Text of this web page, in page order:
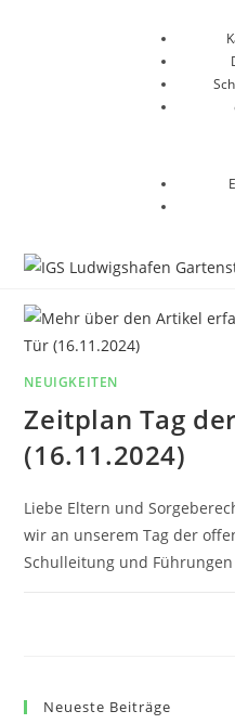
NEUIGKEITEN
Zeitplan Tag
(16.11.2024)
Liebe Eltern und
wir an unserem Tag der
Schulleitung und
Neueste Beiträge